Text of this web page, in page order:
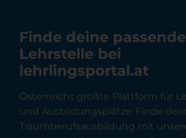
Finde deine passende
Lehrstelle bei
lehrlingsportal.at
Österreichs größte Plattform für
und Ausbildungsplätze. Finde
Traumberufsausbildung mit